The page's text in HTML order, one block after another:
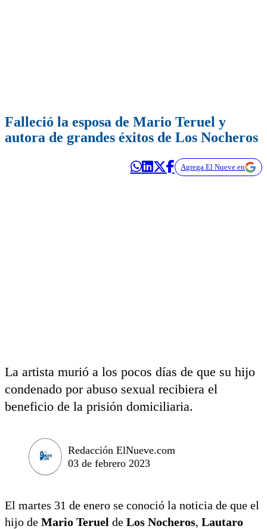
Falleció la esposa de Mario Teruel y
autora de grandes éxitos de Los Nocheros
Agrega El Nueve en
La artista murió a los pocos días de que su hijo
condenado por abuso sexual recibiera el
beneficio de la prisión domiciliaria.
Redacción ElNueve.com
03 de febrero 2023
El martes 31 de enero se conoció la noticia de que el
hijo de Mario Teruel de Los Nocheros, Lautaro